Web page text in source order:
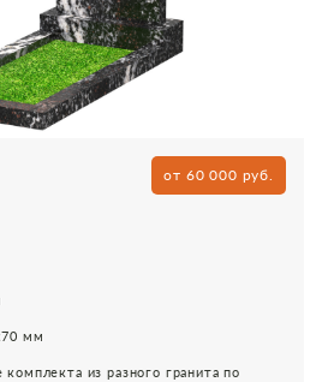
от 60 000 руб.
мм
из разного гранита по